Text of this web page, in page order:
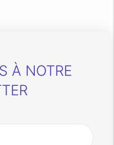
À NOTRE